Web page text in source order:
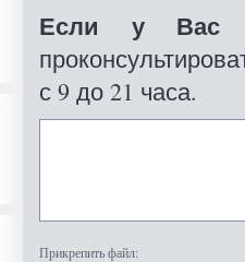
Если у Вас
с 9 до 21 часа.
Прикрепить файл: